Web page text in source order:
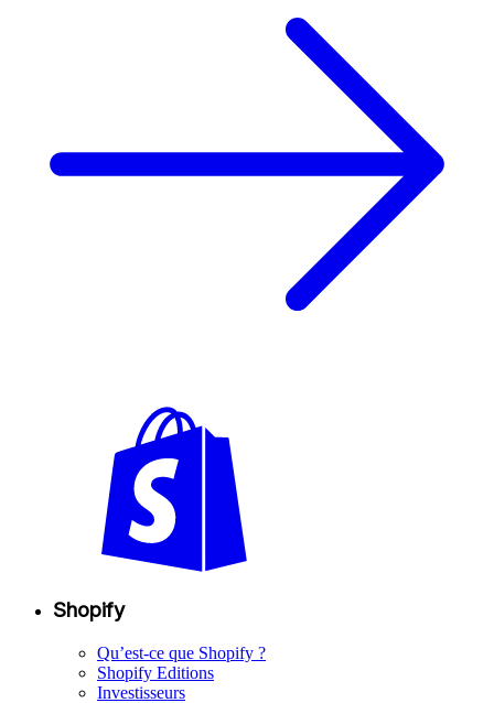
Shopify
Qu’est-ce que Shopify ?
Shopify Editions
Investisseurs